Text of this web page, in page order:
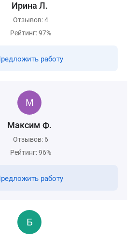
Ирина Л.
Отзывов: 4
Рейтинг: 97%
работу
Максим Ф.
Отзывов: 6
Рейтинг: 96%
работу